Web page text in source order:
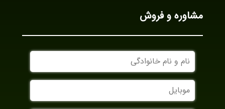
مشاوره و فروش
نام
و
نام
خانوادگی
موبایل